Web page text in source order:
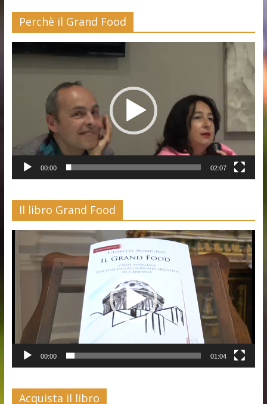
Perchè il Grand Food
Player
00:00 02:07
Il libro Grand Food
Player
00:00 01:04
Acquista il libro